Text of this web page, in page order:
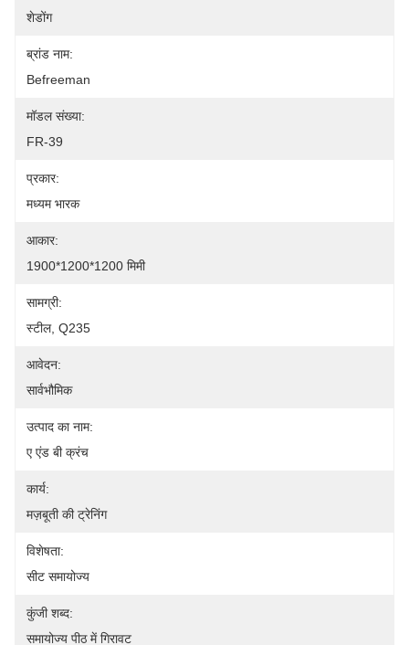
शेडोंग
ब्रांड नाम:
Befreeman
मॉडल संख्या:
FR-39
प्रकार:
मध्यम भारक
आकार:
1900*1200*1200 मिमी
सामग्री:
स्टील, Q235
आवेदन:
सार्वभौमिक
उत्पाद का नाम:
ए एंड बी क्रंच
कार्य:
मज़बूती की ट्रेनिंग
विशेषता:
सीट समायोज्य
कुंजी शब्द:
समायोज्य पीठ में गिरावट